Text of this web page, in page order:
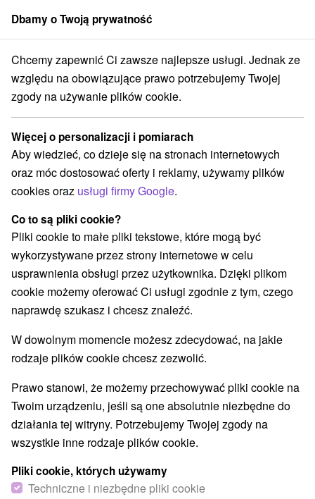
członek grupySorger
Sliacz Relaksacyjny pobyt z najlepszymi procedurami weekend
Relaksacyjny pobyt z najlepszymi
procedurami weekend
Oferta wygasła! Wybierz poniżej z aktualnych ofert.
Hotel Palace★★ ★Uzdrowisko Sliač
Uzdrowisko Sliacz
Sliač
Przejdź do lokalizacji
8,3 doskonały·315 recenzji
Dbamy o Twoją prywatność
Chcemy zapewnić Ci zawsze najlepsze usługi. Jednak ze
względu na obowiązujące prawo potrzebujemy Twojej
zgody na używanie plików cookie.
Więcej o personalizacji i pomiarach
Aby wiedzieć, co dzieje się na stronach internetowych
oraz móc dostosować oferty i reklamy, używamy plików
cookies oraz usługi firmy Google.
Co to są pliki cookie?
Pliki cookie to małe pliki tekstowe, które mogą być
wykorzystywane przez strony internetowe w celu
usprawnienia obsługi przez użytkownika. Dzięki plikom
cookie możemy oferować Ci usługi zgodnie z tym, czego
naprawdę szukasz i chcesz znaleźć.
W dowolnym momencie możesz zdecydować, na jakie
rodzaje plików cookie chcesz zezwolić.
Prawo stanowi, że możemy przechowywać pliki cookie na
Twoim urządzeniu, jeśli są one absolutnie niezbędne do
działania tej witryny. Potrzebujemy Twojej zgody na
wszystkie inne rodzaje plików cookie.
Pliki cookie, których używamy
Techniczne i niezbędne pliki cookie